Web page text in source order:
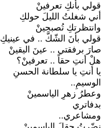
قولي بأنكِ تعرفينْ
أني شغلتُ الليلَ حولكِ
وانتظرتكِ تُصبحينْ
قولي بأنَ الشّكَّ .. في عينيكِ
صارَ برفقتي .. عينَ اليقينْ
هلْ أنتِ حقاً .. تعرفينْ؟
يا أنتِ يا سلطانة الحسنِ
الوسيمِ..
وعطرُ زهرِ الياسمينْ
بدفاتري
ومشاعري..